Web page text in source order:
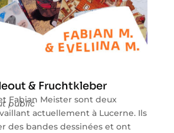
& Fruchtkleber
public
Fabian Meister sont deux
actuellement à Lucerne. Ils
des bandes dessinées et ont